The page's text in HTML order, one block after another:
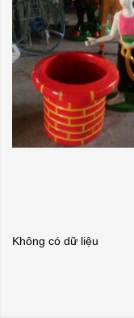
Không có dữ liệu